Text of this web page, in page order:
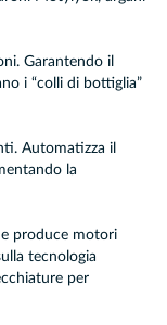
Garantendo il
i “colli di bottiglia”
Automatizza il
la
e produce motori
tecnologia
per